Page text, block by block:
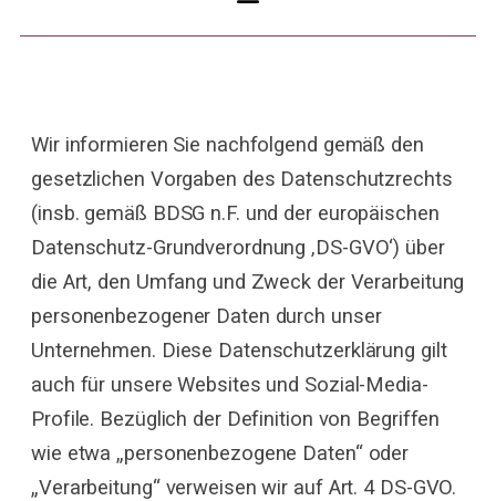
Wir informieren Sie nachfolgend gemäß den
gesetzlichen Vorgaben des Datenschutzrechts
(insb. gemäß BDSG n.F. und der europäischen
Datenschutz-Grundverordnung ‚DS-GVO‘) über
die Art, den Umfang und Zweck der Verarbeitung
personenbezogener Daten durch unser
Unternehmen. Diese Datenschutzerklärung gilt
auch für unsere Websites und Sozial-Media-
Profile. Bezüglich der Definition von Begriffen
wie etwa „personenbezogene Daten“ oder
„Verarbeitung“ verweisen wir auf Art. 4 DS-GVO.